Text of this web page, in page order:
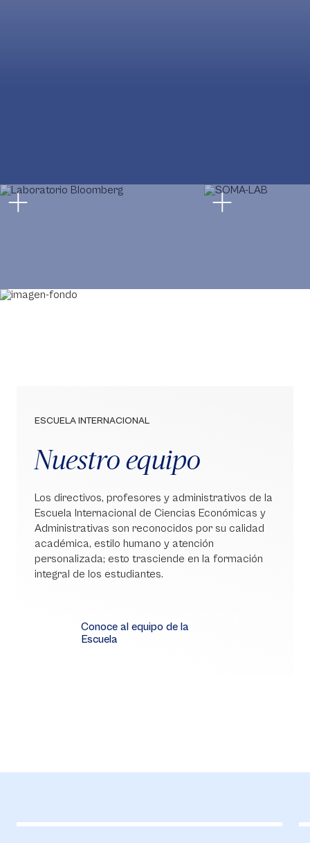
ESCUELA INTERNACIONAL
Nuestro equipo
Los directivos, profesores y administrativos de la
Escuela Internacional de Ciencias Económicas y
Administrativas son reconocidos por su calidad
académica, estilo humano y atención
personalizada; esto trasciende en la formación
integral de los estudiantes.
Conoce al equipo de la
Escuela